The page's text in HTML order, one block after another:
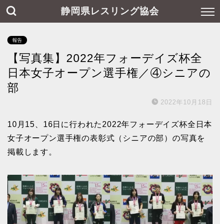
静岡県レスリング協会
報告
【写真集】2022年フォーデイズ杯全
日本女子オープン選手権／④シニアの
部
2022年10月18日
10月15、16日に行われた2022年フォーデイズ杯全日本
女子オープン選手権の表彰式（シニアの部）の写真を
掲載します。